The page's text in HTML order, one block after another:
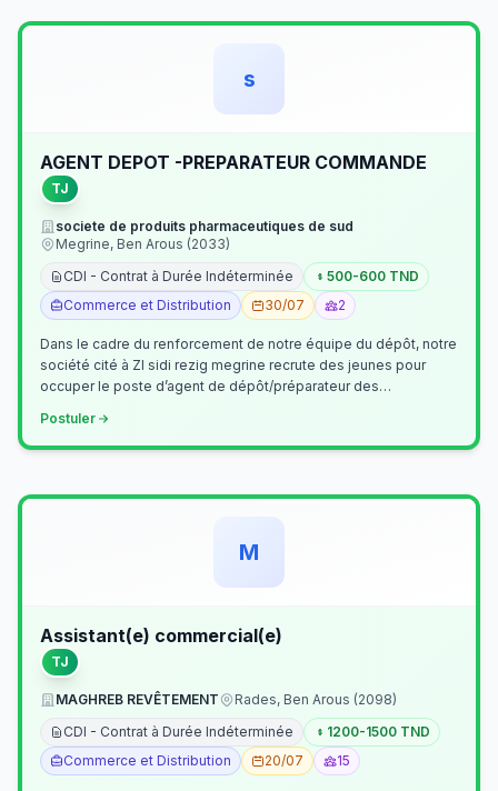
s
AGENT DEPOT -PREPARATEUR COMMANDE
TJ
societe de produits pharmaceutiques de sud
Megrine, Ben Arous (2033)
CDI - Contrat à Durée Indéterminée
500-600 TND
Commerce et Distribution
30/07 2
Dans le cadre du renforcement de notre équipe du dépôt, notre
société cité à ZI sidi rezig megrine recrute des jeunes pour
occuper le poste d’agent de dépôt/préparateur des
Postuler
M
Assistant(e) commercial(e)
TJ
MAGHREB REVÊTEMENT
Rades, Ben Arous (2098)
CDI - Contrat à Durée Indéterminée
1200-1500 TND
Commerce et Distribution
20/07 15